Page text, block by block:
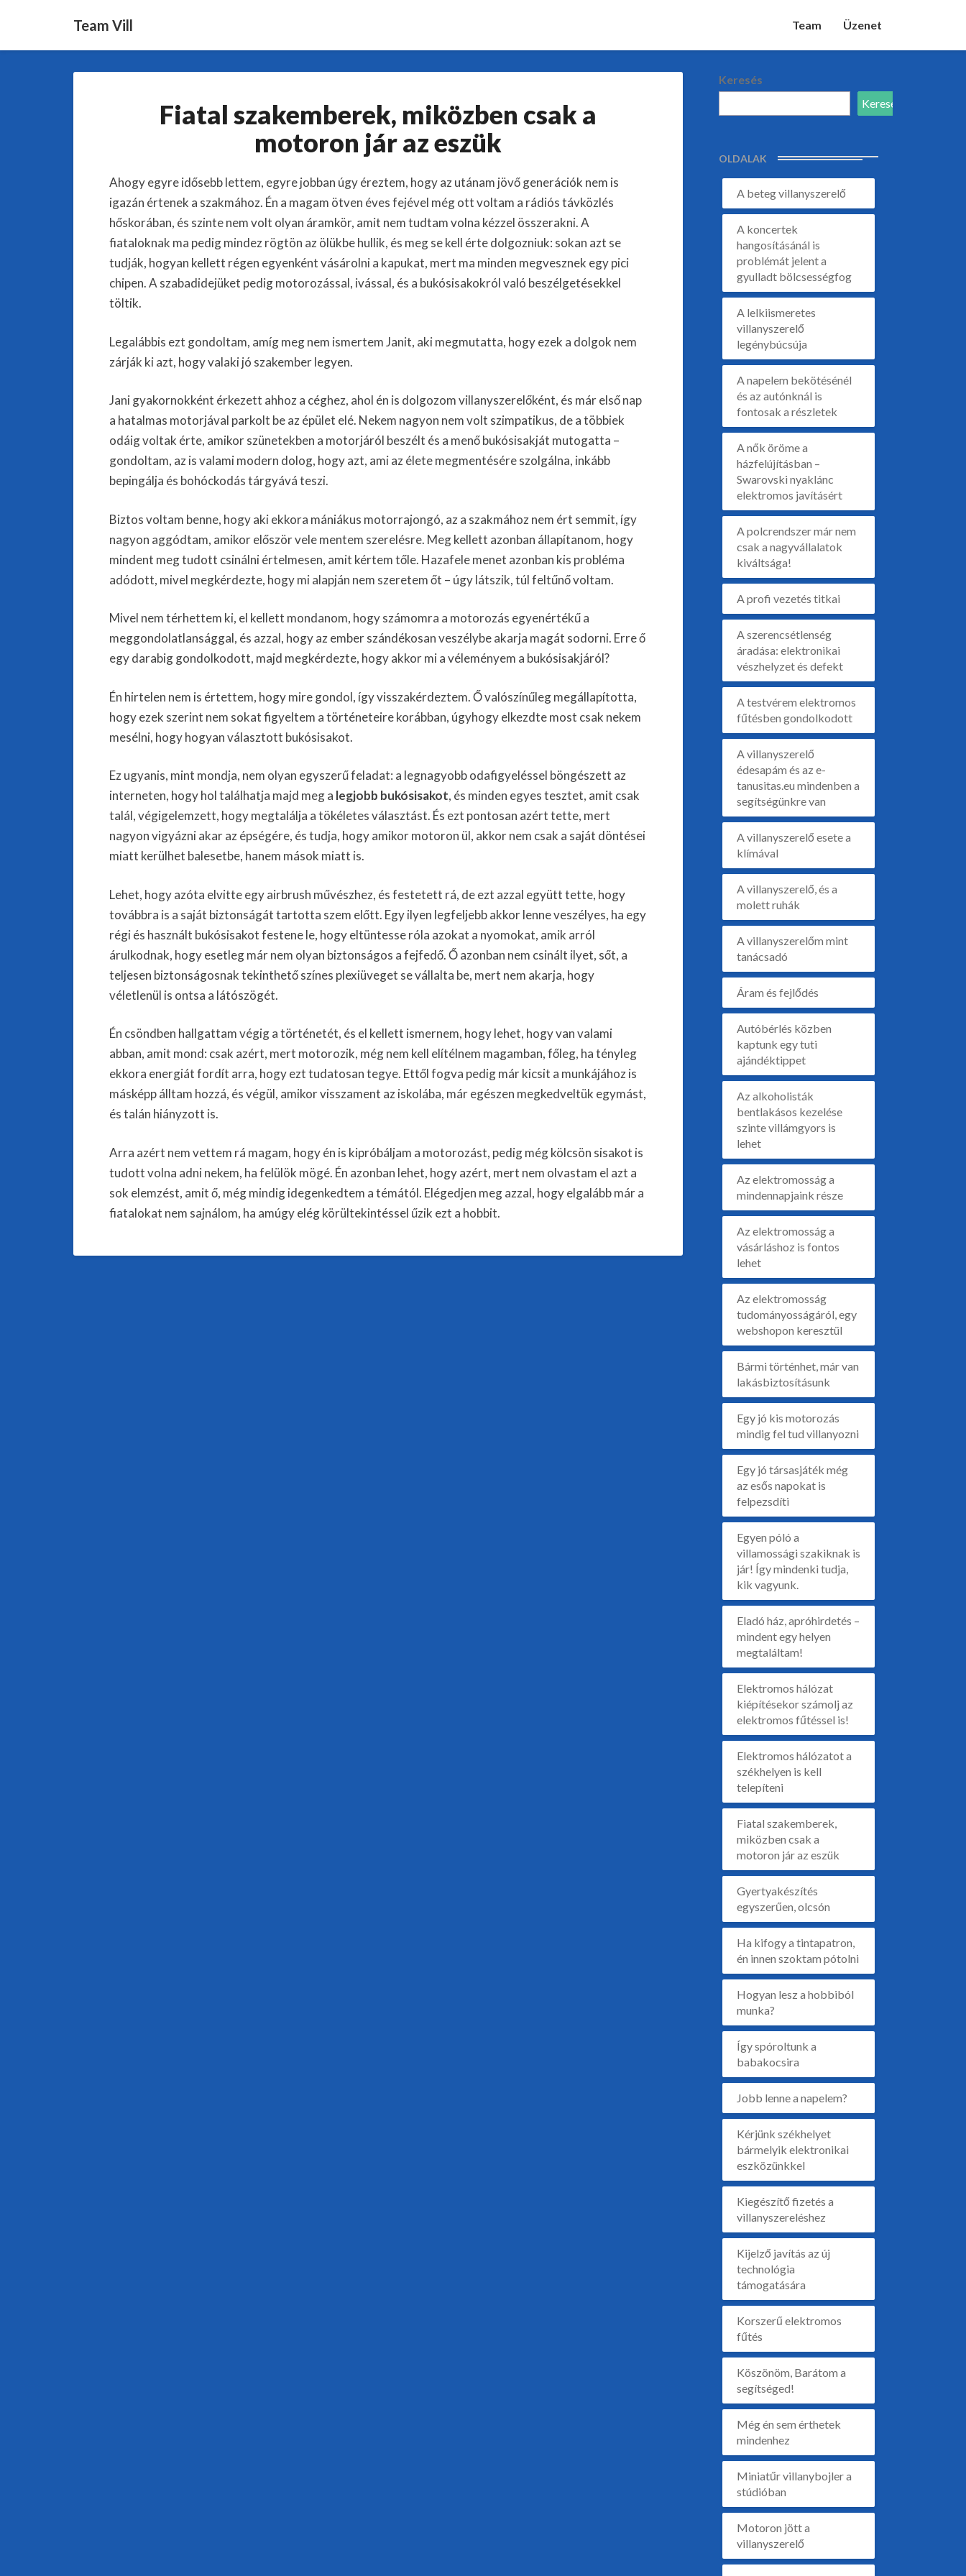
Team Vill Team Üzenet
szakemberek,
miközben
csak
motoron
jár
az
eszük
Fiatal szakemberek, miközben csak a
motoron jár az eszük
Ahogy egyre idősebb lettem, egyre jobban úgy éreztem, hogy az utánam jövő generációk nem is
igazán értenek a szakmához. Én a magam ötven éves fejével még ott voltam a rádiós távközlés
hőskorában, és szinte nem volt olyan áramkör, amit nem tudtam volna kézzel összerakni. A
fiataloknak ma pedig mindez rögtön az ölükbe hullik, és meg se kell érte dolgozniuk: sokan azt se
tudják, hogyan kellett régen egyenként vásárolni a kapukat, mert ma minden megvesznek egy pici
chipen. A szabadidejüket pedig motorozással, ivással, és a bukósisakokról való beszélgetésekkel
töltik.
Legalábbis ezt gondoltam, amíg meg nem ismertem Janit, aki megmutatta, hogy ezek a dolgok nem
zárják ki azt, hogy valaki jó szakember legyen.
Jani gyakornokként érkezett ahhoz a céghez, ahol én is dolgozom villanyszerelőként, és már első nap
a hatalmas motorjával parkolt be az épület elé. Nekem nagyon nem volt szimpatikus, de a többiek
odáig voltak érte, amikor szünetekben a motorjáról beszélt és a menő bukósisakját mutogatta –
gondoltam, az is valami modern dolog, hogy azt, ami az élete megmentésére szolgálna, inkább
bepingálja és bohóckodás tárgyává teszi.
Biztos voltam benne, hogy aki ekkora mániákus motorrajongó, az a szakmához nem ért semmit, így
nagyon aggódtam, amikor először vele mentem szerelésre. Meg kellett azonban állapítanom, hogy
mindent meg tudott csinálni értelmesen, amit kértem tőle. Hazafele menet azonban kis probléma
adódott, mivel megkérdezte, hogy mi alapján nem szeretem őt – úgy látszik, túl feltűnő voltam.
Mivel nem térhettem ki, el kellett mondanom, hogy számomra a motorozás egyenértékű a
meggondolatlansággal, és azzal, hogy az ember szándékosan veszélybe akarja magát sodorni. Erre ő
egy darabig gondolkodott, majd megkérdezte, hogy akkor mi a véleményem a bukósisakjáról?
Én hirtelen nem is értettem, hogy mire gondol, így visszakérdeztem. Ő valószínűleg megállapította,
hogy ezek szerint nem sokat figyeltem a történeteire korábban, úgyhogy elkezdte most csak nekem
mesélni, hogy hogyan választott bukósisakot.
Ez ugyanis, mint mondja, nem olyan egyszerű feladat: a legnagyobb odafigyeléssel böngészett az
interneten, hogy hol találhatja majd meg a legjobb bukósisakot, és minden egyes tesztet, amit csak
talál, végigelemzett, hogy megtalálja a tökéletes választást. És ezt pontosan azért tette, mert
nagyon vigyázni akar az épségére, és tudja, hogy amikor motoron ül, akkor nem csak a saját döntései
miatt kerülhet balesetbe, hanem mások miatt is.
Lehet, hogy azóta elvitte egy airbrush művészhez, és festetett rá, de ezt azzal együtt tette, hogy
továbbra is a saját biztonságát tartotta szem előtt. Egy ilyen legfeljebb akkor lenne veszélyes, ha egy
régi és használt bukósisakot festene le, hogy eltüntesse róla azokat a nyomokat, amik arról
árulkodnak, hogy esetleg már nem olyan biztonságos a fejfedő. Ő azonban nem csinált ilyet, sőt, a
teljesen biztonságosnak tekinthető színes plexiüveget se vállalta be, mert nem akarja, hogy
véletlenül is ontsa a látószögét.
Én csöndben hallgattam végig a történetét, és el kellett ismernem, hogy lehet, hogy van valami
abban, amit mond: csak azért, mert motorozik, még nem kell elítélnem magamban, főleg, ha tényleg
ekkora energiát fordít arra, hogy ezt tudatosan tegye. Ettől fogva pedig már kicsit a munkájához is
másképp álltam hozzá, és végül, amikor visszament az iskolába, már egészen megkedveltük egymást,
és talán hiányzott is.
Arra azért nem vettem rá magam, hogy én is kipróbáljam a motorozást, pedig még kölcsön sisakot is
tudott volna adni nekem, ha felülök mögé. Én azonban lehet, hogy azért, mert nem olvastam el azt a
sok elemzést, amit ő, még mindig idegenkedtem a témától. Elégedjen meg azzal, hogy elgalább már a
fiatalokat nem sajnálom, ha amúgy elég körültekintéssel űzik ezt a hobbit.
Keresés
Keresés
OLDALAK
A beteg villanyszerelő
A koncertek
hangosításánál is
problémát jelent a
gyulladt bölcsességfog
A lelkiismeretes
villanyszerelő
legénybúcsúja
A napelem bekötésénél
és az autónknál is
fontosak a részletek
A nők öröme a
házfelújításban –
Swarovski nyaklánc
elektromos javításért
A polcrendszer már nem
csak a nagyvállalatok
kiváltsága!
A profi vezetés titkai
A szerencsétlenség
áradása: elektronikai
vészhelyzet és defekt
A testvérem elektromos
fűtésben gondolkodott
A villanyszerelő
édesapám és az e-
tanusitas.eu mindenben a
segítségünkre van
A villanyszerelő esete a
klímával
A villanyszerelő, és a
molett ruhák
A villanyszerelőm mint
tanácsadó
Áram és fejlődés
Autóbérlés közben
kaptunk egy tuti
ajándéktippet
Az alkoholisták
bentlakásos kezelése
szinte villámgyors is
lehet
Az elektromosság a
mindennapjaink része
Az elektromosság a
vásárláshoz is fontos
lehet
Az elektromosság
tudományosságáról, egy
webshopon keresztül
Bármi történhet, már van
lakásbiztosításunk
Egy jó kis motorozás
mindig fel tud villanyozni
Egy jó társasjáték még
az esős napokat is
felpezsdíti
Egyen póló a
villamossági szakiknak is
jár! Így mindenki tudja,
kik vagyunk.
Eladó ház, apróhirdetés –
mindent egy helyen
megtaláltam!
Elektromos hálózat
kiépítésekor számolj az
elektromos fűtéssel is!
Elektromos hálózatot a
székhelyen is kell
telepíteni
Fiatal szakemberek,
miközben csak a
motoron jár az eszük
Gyertyakészítés
egyszerűen, olcsón
Ha kifogy a tintapatron,
én innen szoktam pótolni
Hogyan lesz a hobbiból
munka?
Így spóroltunk a
babakocsira
Jobb lenne a napelem?
Kérjünk székhelyet
bármelyik elektronikai
eszközünkkel
Kiegészítő fizetés a
villanyszereléshez
Kijelző javítás az új
technológia
támogatására
Korszerű elektromos
fűtés
Köszönöm, Barátom a
segítséged!
Még én sem érthetek
mindenhez
Miniatűr villanybojler a
stúdióban
Motoron jött a
villanyszerelő